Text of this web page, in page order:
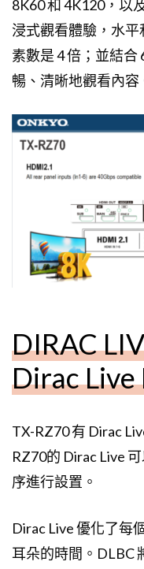
8K60 和 4K120，以
浸式觀看體驗，水平
素數是 4 倍；並結
暢、清晰地觀看內容
DIRAC
Dirac
TX-RZ70 有 Dirac
RZ70的 Dirac Live
序進行設置。
Dirac Live 優化了每
耳朵的時間。DLBC